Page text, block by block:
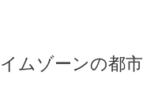
ムゾーンの都市